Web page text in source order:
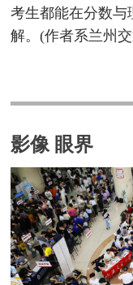
考生都能在分数与
解。(作者系兰州
影像 眼界